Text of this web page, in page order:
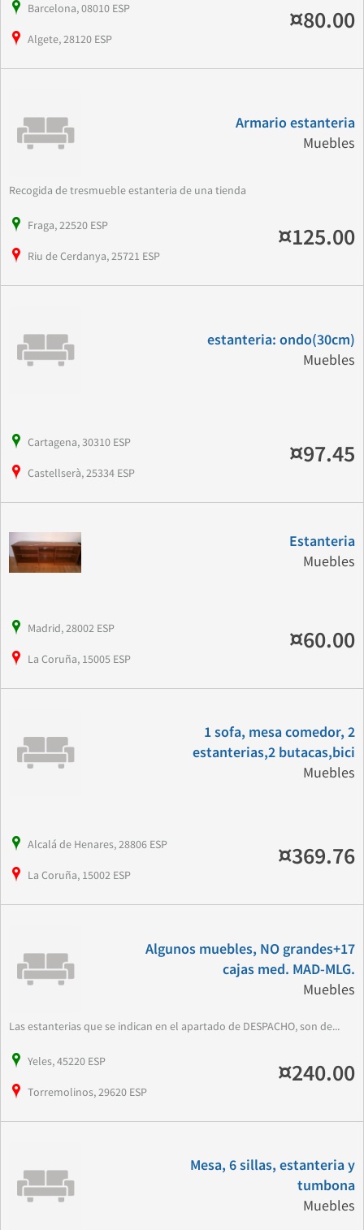
Barcelona, 08010 ESP
Algete, 28120 ESP
¤80.00
Armario estanteria
Muebles
Recogida de tresmueble estanteria de una tienda
Fraga, 22520 ESP
Riu de Cerdanya, 25721 ESP
¤125.00
estanteria: ondo(30cm)
Muebles
Cartagena, 30310 ESP
Castellserà, 25334 ESP
¤97.45
Estanteria
Muebles
Madrid, 28002 ESP
La Coruña, 15005 ESP
¤60.00
1 sofa, mesa comedor, 2
estanterias,2 butacas,bici
Muebles
Alcalá de Henares, 28806 ESP
La Coruña, 15002 ESP
¤369.76
Algunos muebles, NO grandes+17
cajas med. MAD-MLG.
Muebles
Las estanterias que se indican en el apartado de DESPACHO, son de...
Yeles, 45220 ESP
Torremolinos, 29620 ESP
¤240.00
Mesa, 6 sillas, estanteria y
tumbona
Muebles